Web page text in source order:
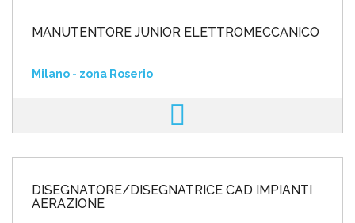
MANUTENTORE JUNIOR ELETTROMECCANICO
Milano - zona Roserio
DISEGNATORE/DISEGNATRICE CAD IMPIANTI
AERAZIONE